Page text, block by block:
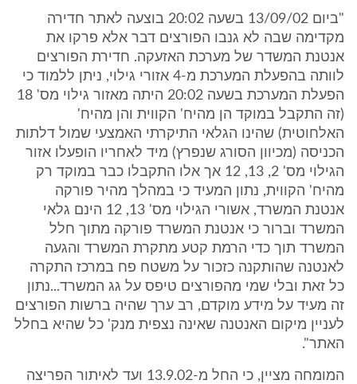
"ביום 13/09/02 בשעה 20:02 בוצעה לאתר חדירה
מקדימה שבה לא גנבו הפורצים דבר אלא פרקו את
אנטנת המשדר של מערכת האזעקה. חדירת הפורצים
לוותה בהפעלת המערכת מ-4 אזורי גילוי, ניתן ללמוד כי
הפעלת המערכת בשעה 20:02 היתה מאזור גילוי מס' 18
(זה התקבל במוקד הן מהיח' הקווית והן מהיח'
האלחוטית) שהינו הגלאי התיקרתי האמצעי שמול דלתות
הכניסה (מכיוון הסורג שנפרץ) מיד לאחריו הופעלו אזור
הגילוי מס' 2, 13, 12 אך אלו התקבלו כבר במוקד רק
מהיח' הקווית, נתון המעיד כי במהלך מהיר פורקה
אנטנת המשרד, אשורי הגילוי מס' 13, 12 הינם גלאי
המשרד וברור כי אנטנת המשרד פורקה מתוך חלל
המשרד תוך כדי הרמת קטע מתקרת המשרד והגעה
לאנטנה שהותקנה כזכור על משטח פח במרכז התקרה
כל זאת ובלי שמי מהפורצים טיפס על גג המשרד...נתון
זה מעיד על מידע מוקדם, רב ערך שהיה ברשות הפורצים
לעניין מיקום האנטנה שאינה נצפית מנק' כל שהיא בחלל
האתר".
המומחה מציין, כי החל מ-13.9.02 ועד לאיתור הפריצה